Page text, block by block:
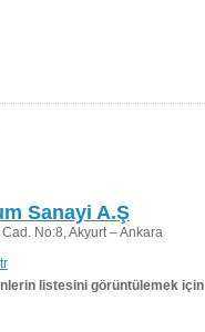
Sanayi A.Ş
No:8, Akyurt – Ankara
listesini görüntülemek için